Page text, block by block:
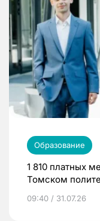
Образование
1 810 платных
Томском
09:40 / 31.07.26